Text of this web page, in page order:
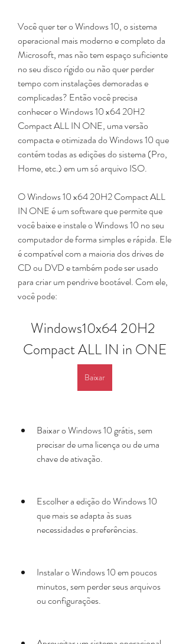
Você quer ter o Windows 10, o sistema
operacional mais moderno e completo da
Microsoft, mas não tem espaço suficiente
no seu disco rígido ou não quer perder
tempo com instalações demoradas e
complicadas? Então você precisa
conhecer o Windows 10 x64 20H2
Compact ALL IN ONE, uma versão
compacta e otimizada do Windows 10 que
contém todas as edições do sistema (Pro,
Home, etc.) em um só arquivo ISO.
O Windows 10 x64 20H2 Compact ALL
IN ONE é um software que permite que
você baixe e instale o Windows 10 no seu
computador de forma simples e rápida. Ele
é compatível com a maioria dos drives de
CD ou DVD e também pode ser usado
para criar um pendrive bootável. Com ele,
você pode:
Windows10x64 20H2
Compact ALL IN in ONE
Baixar
Baixar o Windows 10 grátis, sem
precisar de uma licença ou de uma
chave de ativação.
Escolher a edição do Windows 10
que mais se adapta às suas
necessidades e preferências.
Instalar o Windows 10 em poucos
minutos, sem perder seus arquivos
ou configurações.